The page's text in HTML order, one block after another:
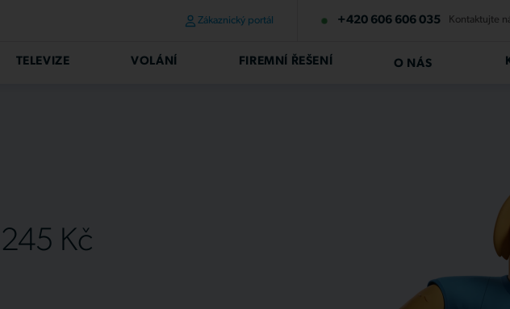
Zákaznický portál +420 606 606 035 Kontaktujte
TELEVIZE VOLÁNÍ FIREMNÍ ŘEŠENÍ O NÁS
Kč